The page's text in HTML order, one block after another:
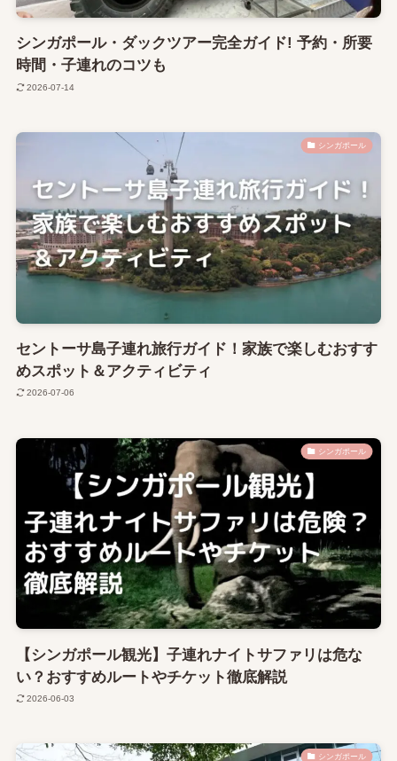
シンガポール・ダックツアー完全ガイド! 予約・所要
時間・子連れのコツも
2026-07-14
シンガポール
セントーサ島子連れ旅行ガイド！家族で楽しむおすす
めスポット＆アクティビティ
2026-07-06
シンガポール
【シンガポール観光】子連れナイトサファリは危な
い？おすすめルートやチケット徹底解説
2026-06-03
シンガポール